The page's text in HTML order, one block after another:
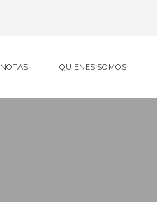
NOTAS QUIENES SOMOS